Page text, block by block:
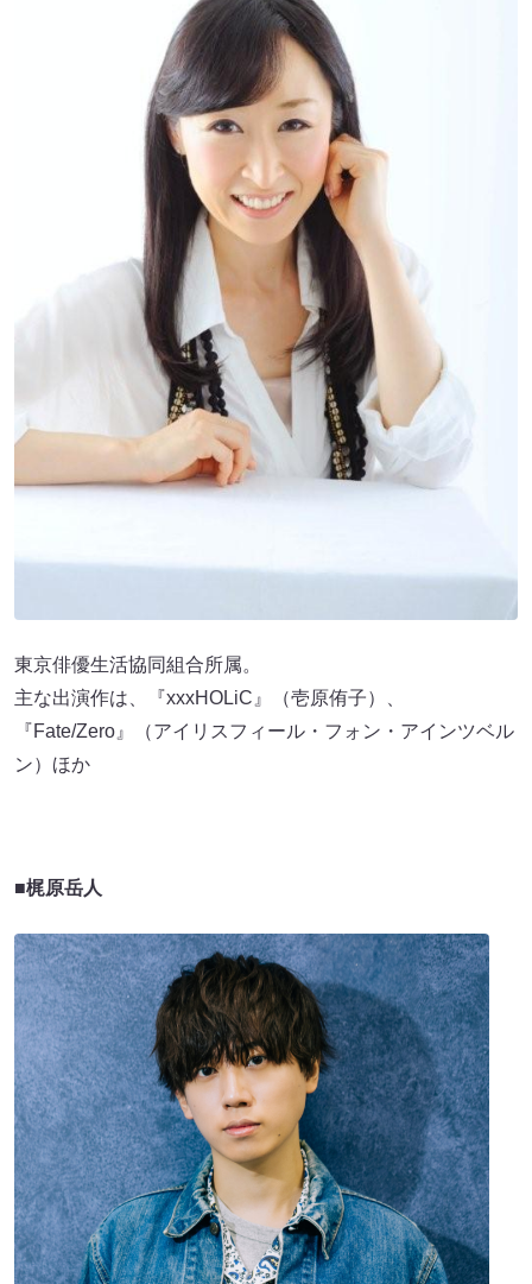
東京俳優生活協同組合所属。
主な出演作は、『xxxHOLiC』（壱原侑子）、
『Fate/Zero』（アイリスフィール・フォン・アインツベル
ン）ほか
■梶原岳人